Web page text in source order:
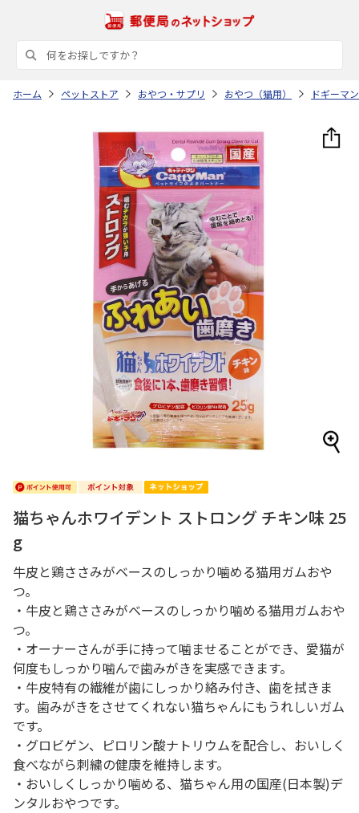
ホーム ペットストア おやつ・サプリ おやつ（猫用） ドギーマ
猫ちゃんホワイデント ストロング チキン味 25
g
牛皮と鶏ささみがベースのしっかり噛める猫用ガムおや
つ。
・牛皮と鶏ささみがベースのしっかり噛める猫用ガムおや
つ。
・オーナーさんが手に持って噛ませることができ、愛猫が
何度もしっかり噛んで歯みがきを実感できます。
・牛皮特有の繊維が歯にしっかり絡み付き、歯を拭きま
す。歯みがきをさせてくれない猫ちゃんにもうれしいガム
です。
・グロビゲン、ピロリン酸ナトリウムを配合し、おいしく
食べながら刺繍の健康を維持します。
・おいしくしっかり噛める、猫ちゃん用の国産(日本製)デ
ンタルおやつです。